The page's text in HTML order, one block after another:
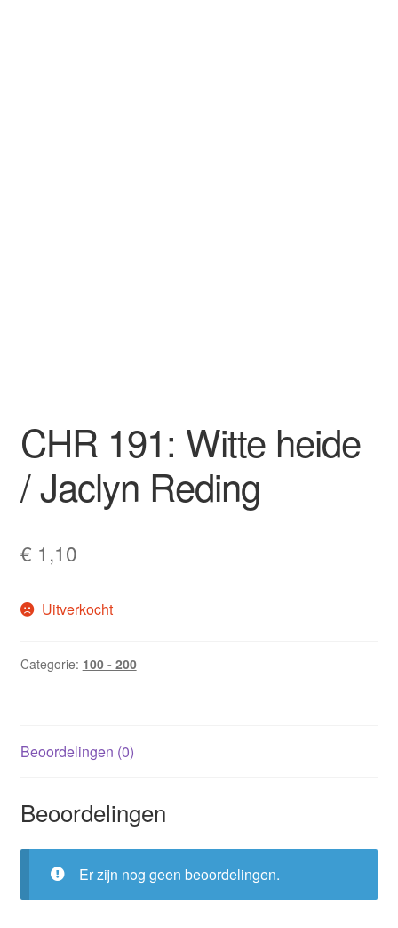
CHR 191: Witte heide
/ Jaclyn Reding
€ 1,10
Uitverkocht
Categorie: 100 - 200
Beoordelingen (0)
Beoordelingen
Er zijn nog geen beoordelingen.